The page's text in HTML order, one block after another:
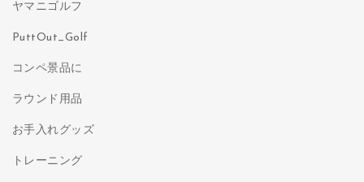
ヤマニゴルフ
PuttOut_Golf
コンペ景品に
ラウンド用品
お手入れグッズ
トレーニング